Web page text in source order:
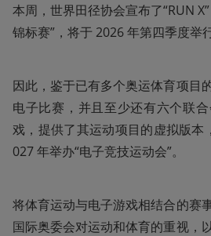
本周，世界田径协会宣布了“RUN
锦标赛”，将于 2026 年第四季度举行
因此，鉴于已有多个奥运体育项目
电子比赛，并且至少还有六个联
戏，提供了其运动项目的虚拟版本
027 年举办“电子竞技运动会”。
将体育运动与电子游戏相结合的赛
国际奥委会对运动和体育的重视，